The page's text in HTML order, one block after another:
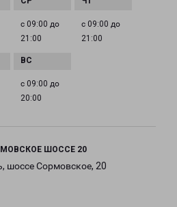
с 09:00 до
21:00
с 09:00 до
21:00
с 09:00 до
20:00
ШОССЕ 20
шоссе Сормовское, 20